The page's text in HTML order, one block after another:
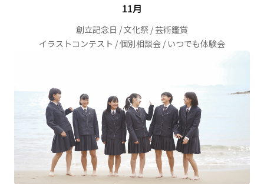
11月
創立記念日 / 文化祭 / 芸術鑑賞
イラストコンテスト / 個別相談会 / いつでも体験会